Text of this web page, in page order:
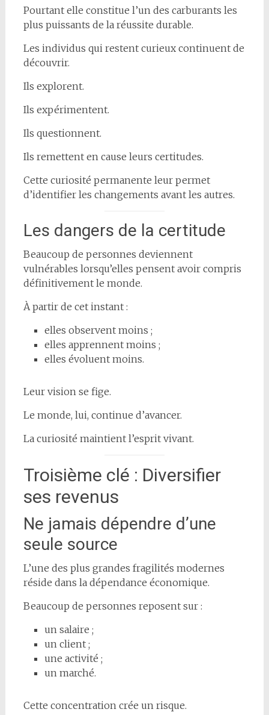
Pourtant elle constitue l’un des carburants les
plus puissants de la réussite durable.
Les individus qui restent curieux continuent de
découvrir.
Ils explorent.
Ils expérimentent.
Ils questionnent.
Ils remettent en cause leurs certitudes.
Cette curiosité permanente leur permet
d’identifier les changements avant les autres.
Les dangers de la certitude
Beaucoup de personnes deviennent
vulnérables lorsqu’elles pensent avoir compris
définitivement le monde.
À partir de cet instant :
elles observent moins ;
elles apprennent moins ;
elles évoluent moins.
Leur vision se fige.
Le monde, lui, continue d’avancer.
La curiosité maintient l’esprit vivant.
Troisième clé : Diversifier
ses revenus
Ne jamais dépendre d’une
seule source
L’une des plus grandes fragilités modernes
réside dans la dépendance économique.
Beaucoup de personnes reposent sur :
un salaire ;
un client ;
une activité ;
un marché.
Cette concentration crée un risque.